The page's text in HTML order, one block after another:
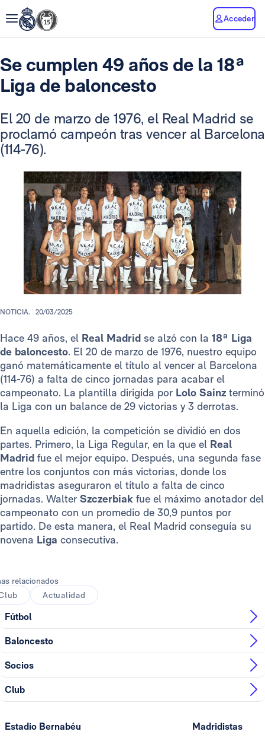
Acceder
Se cumplen 49 años de la 18ª
Liga de baloncesto
El 20 de marzo de 1976, el Real Madrid se
proclamó campeón tras vencer al Barcelona
(114-76).
NOTICIA. 20/03/2025
Hace 49 años, el Real Madrid se alzó con la 18ª Liga
de baloncesto. El 20 de marzo de 1976, nuestro equipo
ganó matemáticamente el título al vencer al Barcelona
(114-76) a falta de cinco jornadas para acabar el
campeonato. La plantilla dirigida por Lolo Sainz terminó
la Liga con un balance de 29 victorias y 3 derrotas.
En aquella edición, la competición se dividió en dos
partes. Primero, la Liga Regular, en la que el Real
Madrid fue el mejor equipo. Después, una segunda fase
entre los conjuntos con más victorias, donde los
madridistas aseguraron el título a falta de cinco
jornadas. Walter Szczerbiak fue el máximo anotador del
campeonato con un promedio de 30,9 puntos por
partido. De esta manera, el Real Madrid conseguía su
novena Liga consecutiva.
relacionados
Actualidad
Fútbol
Baloncesto
Socios
Club
Estadio Bernabéu Madridistas